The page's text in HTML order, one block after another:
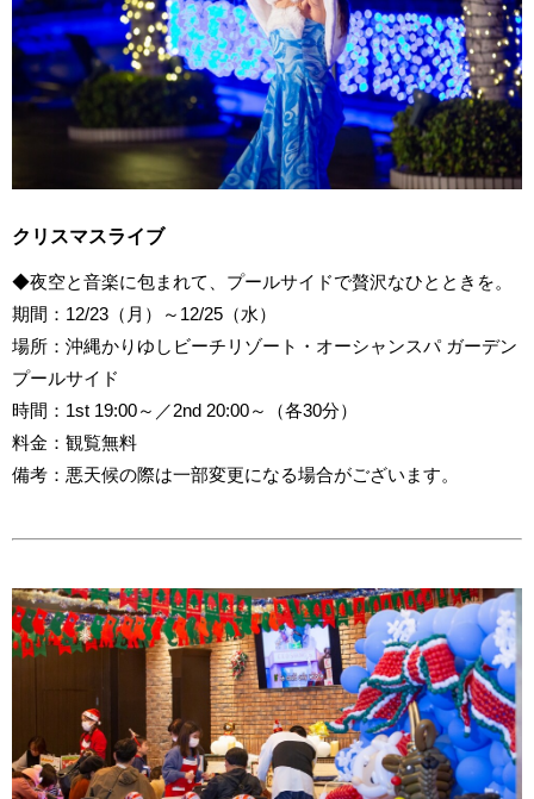
クリスマスライブ
◆夜空と音楽に包まれて、プールサイドで贅沢なひとときを。
期間：12/23（月）～12/25（水）
場所：沖縄かりゆしビーチリゾート・オーシャンスパ ガーデン
プールサイド
時間：1st 19:00～／2nd 20:00～（各30分）
料金：観覧無料
備考：悪天候の際は一部変更になる場合がございます。